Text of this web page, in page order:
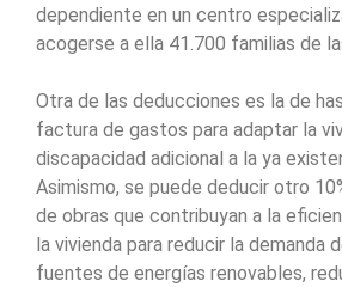
dependiente en un centro
acogerse a ella 41.700 familias de
Otra de las deducciones es la de
factura de gastos para adaptar la
discapacidad adicional a la ya
Asimismo, se puede deducir otro
de obras que contribuyan a la
la vivienda para reducir la demanda
fuentes de energías renovables,